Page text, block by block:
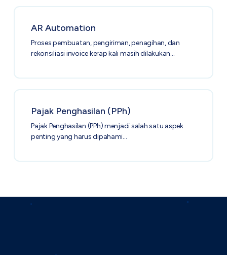
AR Automation
Proses pembuatan, pengiriman, penagihan, dan
rekonsiliasi invoice kerap kali masih dilakukan…
Pajak Penghasilan (PPh)
Pajak Penghasilan (PPh) menjadi salah satu aspek
penting yang harus dipahami…